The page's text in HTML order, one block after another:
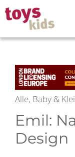
Zum
Inhalt
springen
Alle, Baby &
Emil:
Design